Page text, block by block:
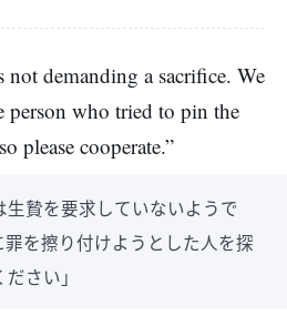
not demanding a sacrifice. We
person who tried to pin the
please cooperate.”
生贄を要求していないようで
を擦り付けようとした人を探
さい」